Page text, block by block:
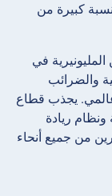
نسبة كبيرة من
في
والضرائب
يجذب قطاع
ونظام ريادة
من جميع أنحاء